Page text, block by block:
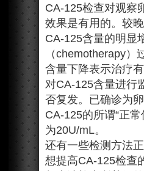
CA-125检查对观察
效果是有用的。较
CA-125含量的明显
（chemotherapy）
含量下降表示治疗有
对CA-125含量进行
否复发。已确诊为
CA-125的所谓“正
为20U/mL。
还有一些检测方法
想提高CA-125检查